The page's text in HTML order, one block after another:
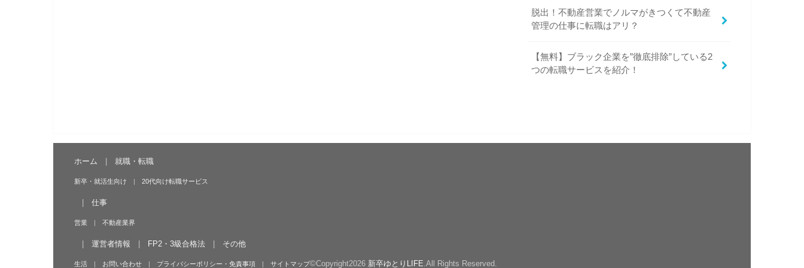
脱出！不動産営業でノルマがきつくて不動産
管理の仕事に転職はアリ？
【無料】ブラック企業を”徹底排除”している2
つの転職サービスを紹介！
ホーム 就職・転職
新卒・就活生向け 20代向け転職サービス
仕事
営業 不動産業界
運営者情報 FP2・3級合格法 その他
生活 お問い合わせ プライバシーポリシー・免責事項 サイトマップ©Copyright2026 新卒ゆとりLIFE.All Rights Reserved.